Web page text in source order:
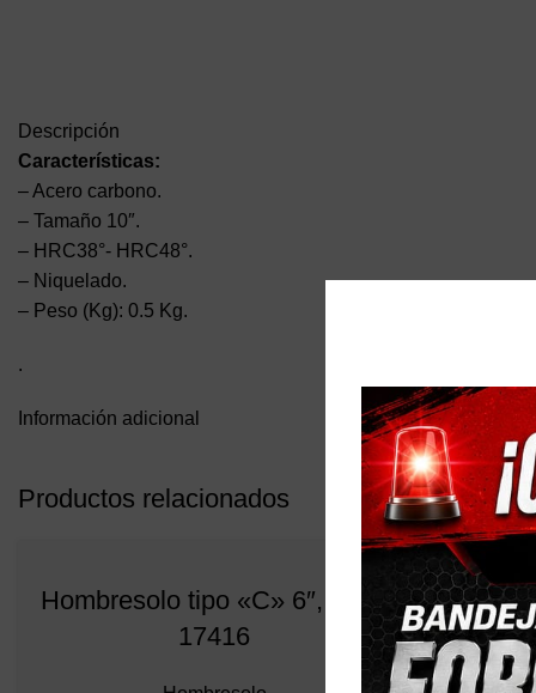
Descripción
Características:
– Acero carbono.
– Tamaño 10″.
– HRC38°- HRC48°.
– Niquelado.
– Peso (Kg): 0.5 Kg.
.
Información adicional
Productos relacionados
Hombresolo tipo «C» 6″, trupe
17416